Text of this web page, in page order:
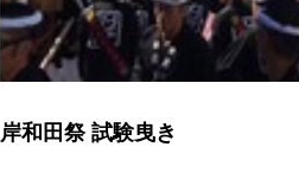
岸和田祭 試験曳き